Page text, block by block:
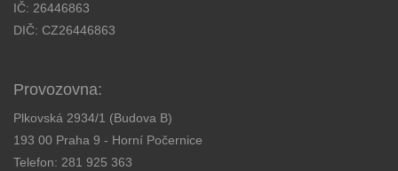
IČ: 26446863
DIČ: CZ26446863
Provozovna:
Plkovská 2934/1 (Budova B)
193 00 Praha 9 - Horní Počernice
Telefon: 281 925 363